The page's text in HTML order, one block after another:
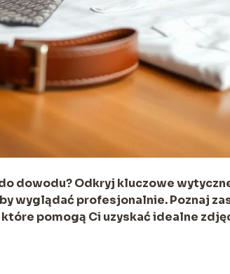
dowodu? Odkryj kluczowe
wyglądać profesjonalnie. Poznaj
pomogą Ci uzyskać idealne